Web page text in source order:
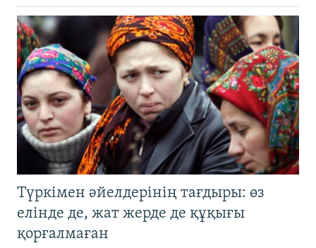
Түркімен әйелдерінің тағдыры: өз
елінде де, жат жерде де құқығы
қорғалмаған